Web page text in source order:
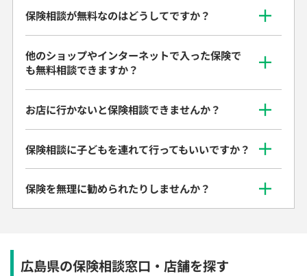
保険相談が無料なのはどうしてですか？
他のショップやインターネットで入った保険で
も無料相談できますか？
お店に行かないと保険相談できませんか？
保険相談に子どもを連れて行ってもいいですか？
保険を無理に勧められたりしませんか？
広島県の保険相談窓口・店舗を探す